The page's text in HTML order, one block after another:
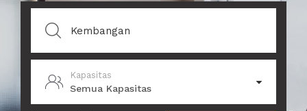
Kapasitas
Semua Kapasitas